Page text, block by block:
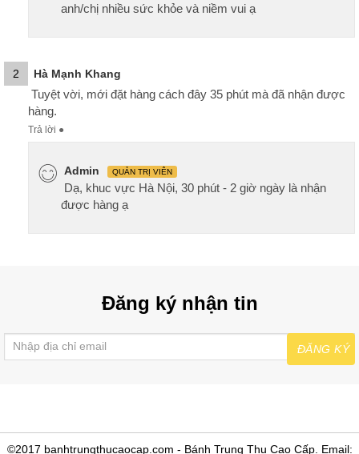
anh/chị nhiều sức khỏe và niềm vui ạ
2 Hà Mạnh Khang
Tuyệt vời, mới đặt hàng cách đây 35 phút mà đã nhận được
hàng.
Trả lời ●
Admin QUẢN TRỊ VIÊN
Dạ, khuc vực Hà Nội, 30 phút - 2 giờ ngày là nhận
được hàng ạ
Đăng ký nhận tin
ĐĂNG KÝ
©2017 banhtrungthucaocap.com - Bánh Trung Thu Cao Cấp. Email: